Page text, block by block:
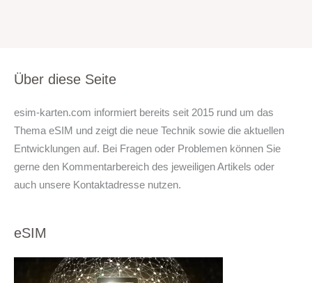
Über diese Seite
esim-karten.com informiert bereits seit 2015 rund um das
Thema eSIM und zeigt die neue Technik sowie die aktuellen
Entwicklungen auf. Bei Fragen oder Problemen können Sie
gerne den Kommentarbereich des jeweiligen Artikels oder
auch unsere Kontaktadresse nutzen.
eSIM